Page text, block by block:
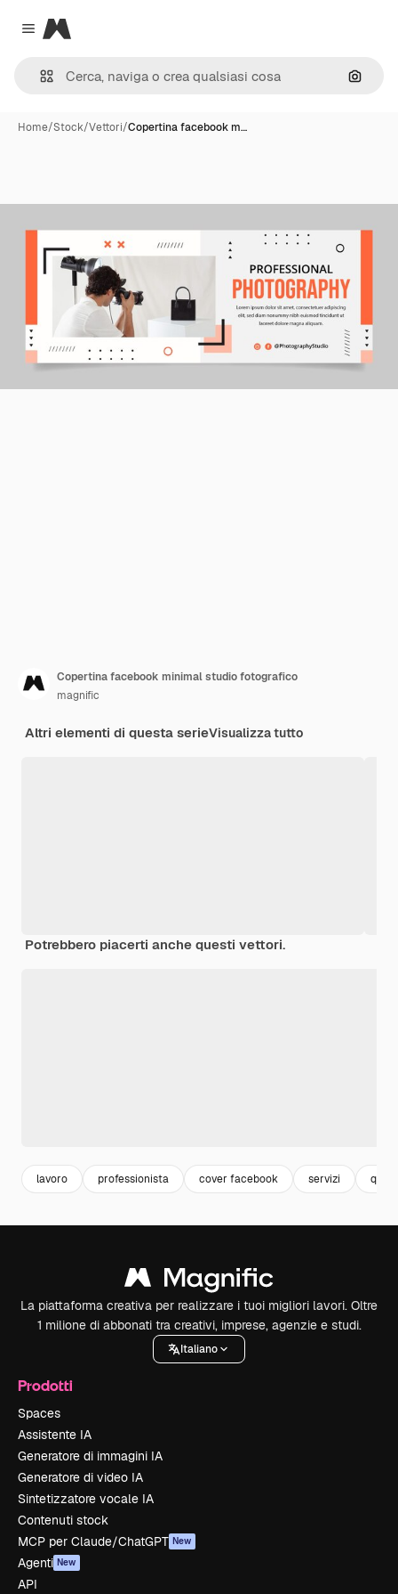
Close menu
Magnific
Cerca
Home/Stock/Vettori/Copertina facebook m…
Copertina facebook minimal studio fotografico
magnific
Altri elementi di questa serieVisualizza tutto
Potrebbero piacerti anche questi vettori.
lavoro professionista cover facebook servizi
La piattaforma creativa per realizzare i tuoi migliori lavori. Oltre
1 milione di abbonati tra creativi, imprese, agenzie e studi.
Italiano
Prodotti
Spaces
Assistente IA
Generatore di immagini IA
Generatore di video IA
Sintetizzatore vocale IA
Contenuti stock
MCP per Claude/ChatGPT New
Agenti New
API